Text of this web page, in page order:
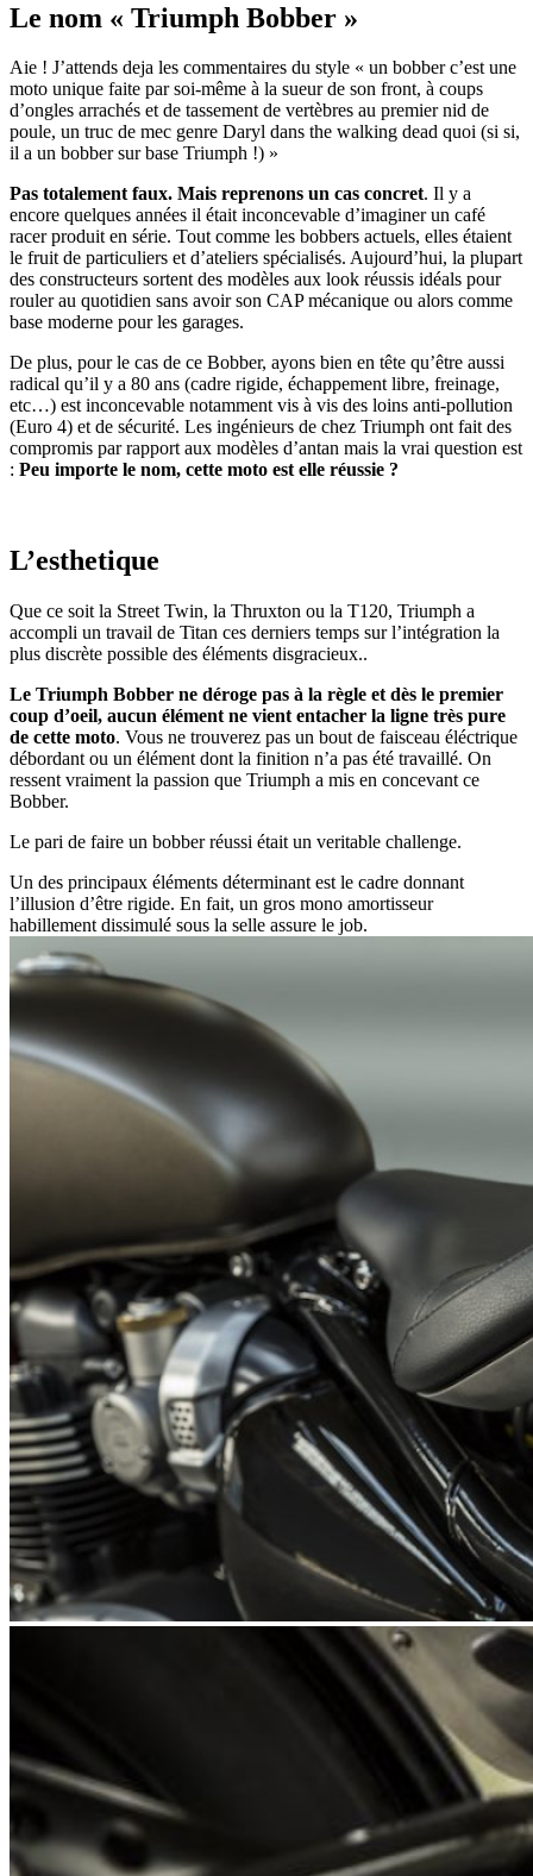
Le nom « Triumph Bobber »
Aie ! J’attends deja les commentaires du style « un bobber c’est une
moto unique faite par soi-même à la sueur de son front, à coups
d’ongles arrachés et de tassement de vertèbres au premier nid de
poule, un truc de mec genre Daryl dans the walking dead quoi (si si,
il a un bobber sur base Triumph !) »
Pas totalement faux. Mais reprenons un cas concret. Il y a
encore quelques années il était inconcevable d’imaginer un café
racer produit en série. Tout comme les bobbers actuels, elles étaient
le fruit de particuliers et d’ateliers spécialisés. Aujourd’hui, la plupart
des constructeurs sortent des modèles aux look réussis idéals pour
rouler au quotidien sans avoir son CAP mécanique ou alors comme
base moderne pour les garages.
De plus, pour le cas de ce Bobber, ayons bien en tête qu’être aussi
radical qu’il y a 80 ans (cadre rigide, échappement libre, freinage,
etc…) est inconcevable notamment vis à vis des loins anti-pollution
(Euro 4) et de sécurité. Les ingénieurs de chez Triumph ont fait des
compromis par rapport aux modèles d’antan mais la vrai question est
: Peu importe le nom, cette moto est elle réussie ?
L’esthetique
Que ce soit la Street Twin, la Thruxton ou la T120, Triumph a
accompli un travail de Titan ces derniers temps sur l’intégration la
plus discrète possible des éléments disgracieux..
Le Triumph Bobber ne déroge pas à la règle et dès le premier
coup d’oeil, aucun élément ne vient entacher la ligne très pure
de cette moto. Vous ne trouverez pas un bout de faisceau éléctrique
débordant ou un élément dont la finition n’a pas été travaillé. On
ressent vraiment la passion que Triumph a mis en concevant ce
Bobber.
Le pari de faire un bobber réussi était un veritable challenge.
Un des principaux éléments déterminant est le cadre donnant
l’illusion d’être rigide. En fait, un gros mono amortisseur
habillement dissimulé sous la selle assure le job.